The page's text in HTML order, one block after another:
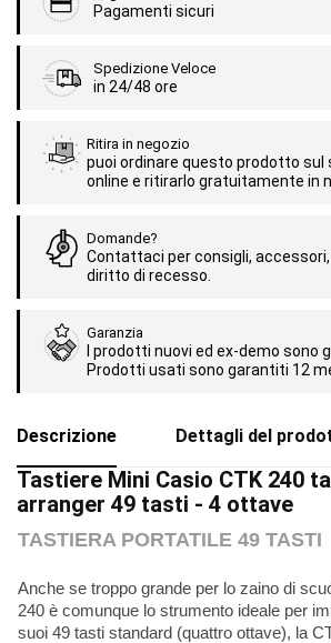
Pagamenti sicuri
Spedizione Veloce
in 24/48 ore
Ritira in negozio
puoi ordinare questo prodotto sul
online e ritirarlo gratuitamente in
Domande?
Contattaci per consigli,
diritto di recesso.
Garanzia
I prodotti nuovi ed ex-demo sono
Prodotti usati sono garantiti 12
Descrizione Dettagli del
Tastiere Mini Casio CTK 240
arranger 49 tasti - 4 ottave
TASTIERA PORTATILE 49 TASTI
Anche se troppo grande per lo zaino di
240 è comunque lo strumento ideale per
suoi 49 tasti standard (quattro ottave), la